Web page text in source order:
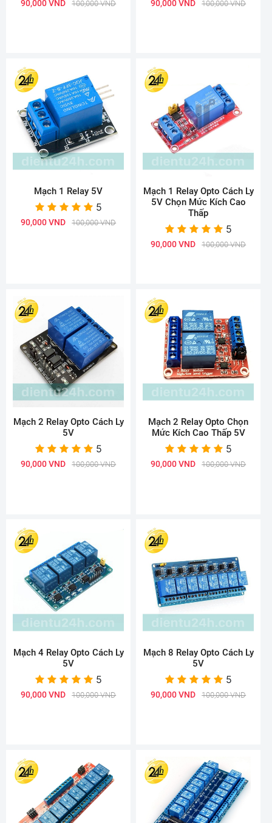
90,000 VND 100,000 VND 90,000 VND 100,000 VND
Mạch 1 Relay 5V
5
90,000 VND 100,000 VND
Mạch 1 Relay Opto Cách Ly
5V Chọn Mức Kích Cao
Thấp
5
90,000 VND 100,000 VND
Mạch 2 Relay Opto Cách Ly
5V
5
90,000 VND 100,000 VND
Mạch 2 Relay Opto Chọn
Mức Kích Cao Thấp 5V
5
90,000 VND 100,000 VND
Mạch 4 Relay Opto Cách Ly
5V
5
90,000 VND 100,000 VND
Mạch 8 Relay Opto Cách Ly
5V
5
90,000 VND 100,000 VND